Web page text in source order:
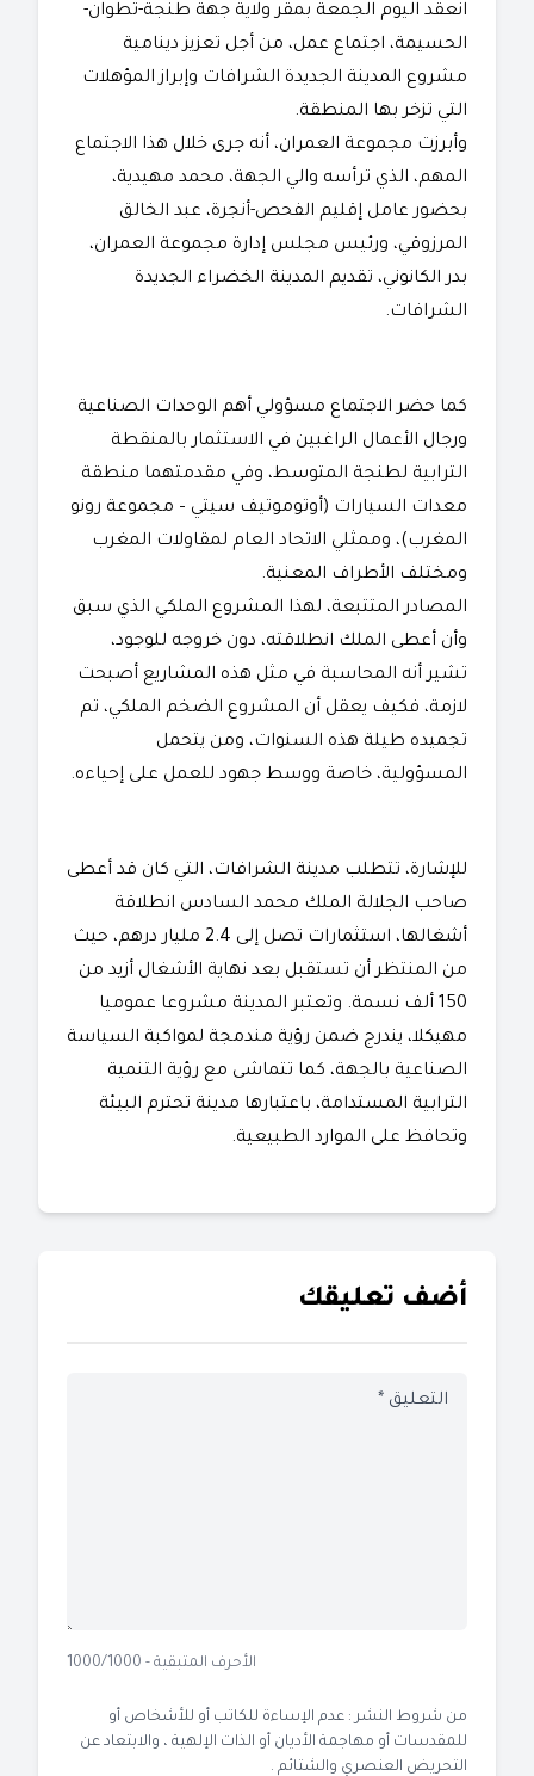
انعقد اليوم الجمعة بمقر ولاية جهة طنجة-تطوان-
الحسيمة، اجتماع عمل، من أجل تعزيز دينامية
مشروع المدينة الجديدة الشرافات وإبراز المؤهلات
التي تزخر بها المنطقة.
وأبرزت مجموعة العمران، أنه جرى خلال هذا الاجتماع
المهم، الذي ترأسه والي الجهة، محمد مهيدية،
بحضور عامل إقليم الفحص-أنجرة، عبد الخالق
المرزوقي، ورئيس مجلس إدارة مجموعة العمران،
بدر الكانوني، تقديم المدينة الخضراء الجديدة
الشرافات.
كما حضر الاجتماع مسؤولي أهم الوحدات الصناعية
ورجال الأعمال الراغبين في الاستثمار بالمنقطة
الترابية لطنجة المتوسط، وفي مقدمتهما منطقة
معدات السيارات (أوتوموتيف سيتي – مجموعة رونو
المغرب)، وممثلي الاتحاد العام لمقاولات المغرب
ومختلف الأطراف المعنية.
المصادر المتتبعة، لهذا المشروع الملكي الذي سبق
وأن أعطى الملك انطلاقته، دون خروجه للوجود،
تشير أنه المحاسبة في مثل هذه المشاريع أصبحت
لازمة، فكيف يعقل أن المشروع الضخم الملكي، تم
تجميده طيلة هذه السنوات، ومن يتحمل
المسؤولية، خاصة ووسط جهود للعمل على إحياءه.
للإشارة، تتطلب مدينة الشرافات، التي كان قد أعطى
صاحب الجلالة الملك محمد السادس انطلاقة
أشغالها، استثمارات تصل إلى 2.4 مليار درهم، حيث
من المنتظر أن تستقبل بعد نهاية الأشغال أزيد من
150 ألف نسمة. وتعتبر المدينة مشروعا عموميا
مهيكلا، يندرج ضمن رؤية مندمجة لمواكبة السياسة
الصناعية بالجهة، كما تتماشى مع رؤية التنمية
الترابية المستدامة، باعتبارها مدينة تحترم البيئة
وتحافظ على الموارد الطبيعية.
أضف تعليقك
الأحرف المتبقية - 1000/1000
من شروط النشر : عدم الإساءة للكاتب أو للأشخاص أو
للمقدسات أو مهاجمة الأديان أو الذات الإلهية ، والابتعاد عن
التحريض العنصري والشتائم .